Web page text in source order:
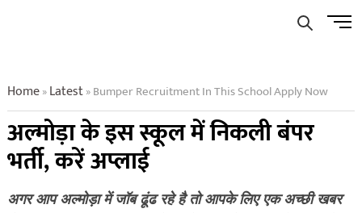
Menu
Home»Latest»Bumper Recruitment In This School Apply Now
अल्मोड़ा के इस स्कूल में निकली बंपर
भर्ती, करें अप्लाई
अगर आप अल्मोड़ा में जॉब ढूंढ रहे है तो आपके लिए एक अच्छी खबर